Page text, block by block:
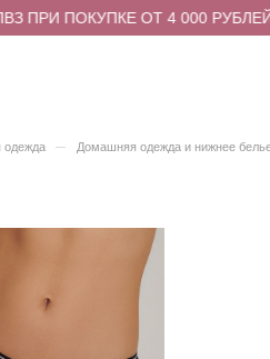
ПРИ ПОКУПКЕ ОТ 4 000 РУБЛЕЙ
одежда – Домашняя одежда и нижнее